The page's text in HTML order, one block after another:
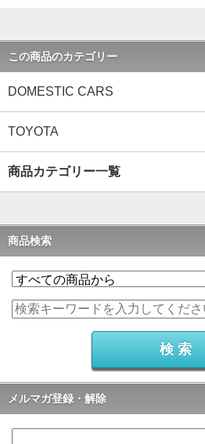
この商品のカテゴリー
DOMESTIC CARS
TOYOTA
商品カテゴリー一覧
商品検索
メルマガ登録・解除